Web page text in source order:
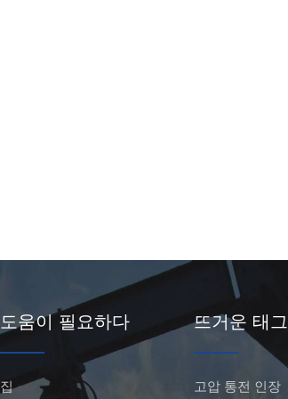
도움이 필요하다
집
뜨거운 태그
고압 통전 인장